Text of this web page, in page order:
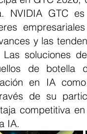
NVIDIA GTC
y las
soluciones
de botella
en IA
de su
competitiva
IA.